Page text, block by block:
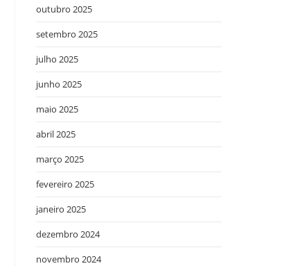
outubro 2025
setembro 2025
julho 2025
junho 2025
maio 2025
abril 2025
março 2025
fevereiro 2025
janeiro 2025
dezembro 2024
novembro 2024